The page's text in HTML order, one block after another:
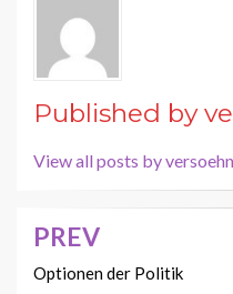
Published by
View all posts by
PREV
Optionen der Politik